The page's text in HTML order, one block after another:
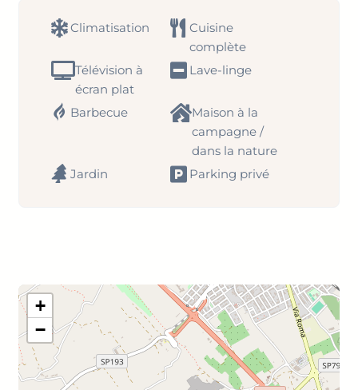
Climatisation
Cuisine
complète
Télévision à
écran plat
Lave-linge
Barbecue
Maison à la
campagne /
dans la nature
Jardin
Parking privé
+
−